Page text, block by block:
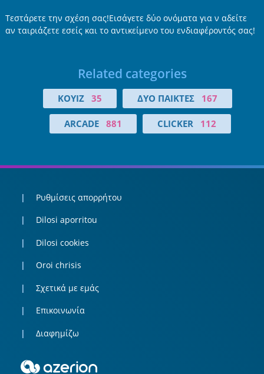
Τεστάρετε την σχέση σας!Εισάγετε δύο ονόματα για ν αδείτε
αν ταιριάζετε εσείς και το αντικείμενο του ενδιαφέροντός σας!
Related categories
ΚΟΥΊΖ 35 ΔΎΟ ΠΑΊΚΤΕΣ 167
ARCADE 881 CLICKER 112
Ρυθμίσεις απορρήτου
Dilosi aporritou
Dilosi cookies
Oroi chrisis
Σχετικά με εμάς
Επικοινωνία
Διαφημίζω